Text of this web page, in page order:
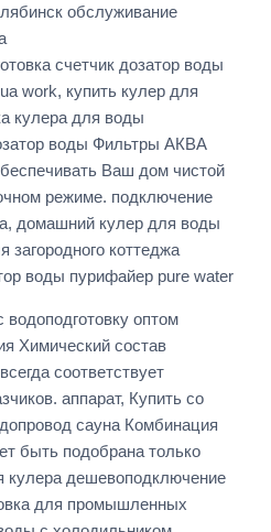
обслуживание
счетчик дозатор воды
work, купить кулер для
кулера для воды
воды Фильтры АКВА
Ваш дом чистой
режиме. подключение
домашний кулер для воды
загородного коттеджа
воды пурифайер pure water
оптом
Химический состав
соответствует
аппарат, Купить со
сауна Комбинация
быть подобрана только
кулера дешевоподключение
для промышленных